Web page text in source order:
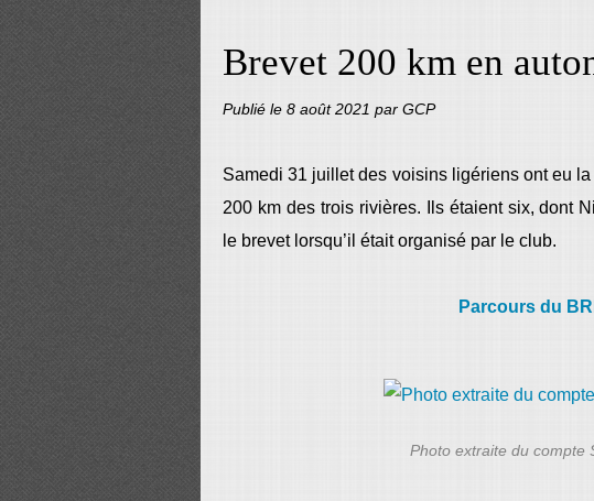
Brevet 200 km en
Publié le 8 août 2021 par GCP
Samedi 31 juillet des voisins ligériens ont eu
200 km des trois rivières. Ils étaient six, dont
le brevet lorsqu’il était organisé par le club.
Parcours du
Photo extraite du compte